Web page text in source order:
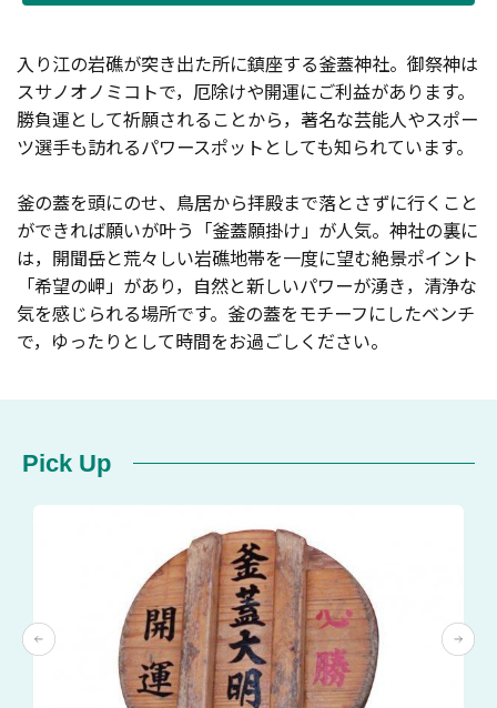
入り江の岩礁が突き出た所に鎮座する釜蓋神社。御祭神は
スサノオノミコトで，厄除けや開運にご利益があります。
勝負運として祈願されることから，著名な芸能人やスポー
ツ選手も訪れるパワースポットとしても知られています。
釜の蓋を頭にのせ、鳥居から拝殿まで落とさずに行くこと
ができれば願いが叶う「釜蓋願掛け」が人気。神社の裏に
は，開聞岳と荒々しい岩礁地帯を一度に望む絶景ポイント
「希望の岬」があり，自然と新しいパワーが湧き，清浄な
気を感じられる場所です。釜の蓋をモチーフにしたベンチ
で，ゆったりとして時間をお過ごしください。
Pick Up